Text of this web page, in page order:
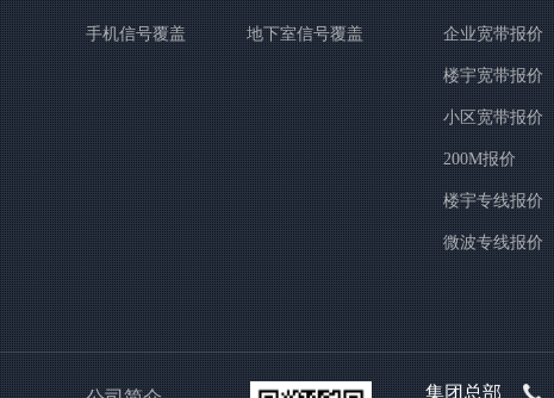
手机信号覆盖 地下室信号覆盖 企业宽带报价
楼宇宽带报价
小区宽带报价
200M报价
楼宇专线报价
微波专线报价
集团总部